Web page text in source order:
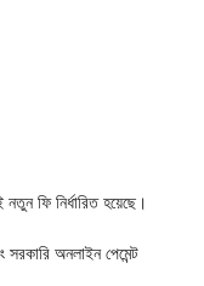
ফি নির্ধারিত হয়েছে।
সরকারি অনলাইন পেমেন্ট